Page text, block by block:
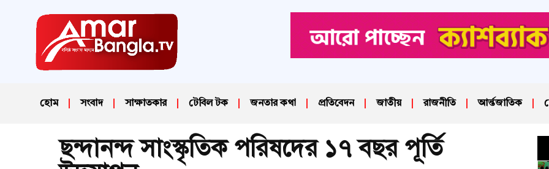
হোম সংবাদ সাক্ষাতকার টেবিল টক জনতার কথা প্রতিবেদন জাতীয় রাজনীতি আর্ন্তজাতিক
ছন্দানন্দ সাংস্কৃতিক পরিষদের ১৭ বছর পূর্তি